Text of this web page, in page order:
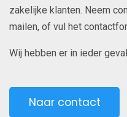
zakelijke klanten. Neem
mailen, of vul het
Wij hebben er in ieder
Naar contact